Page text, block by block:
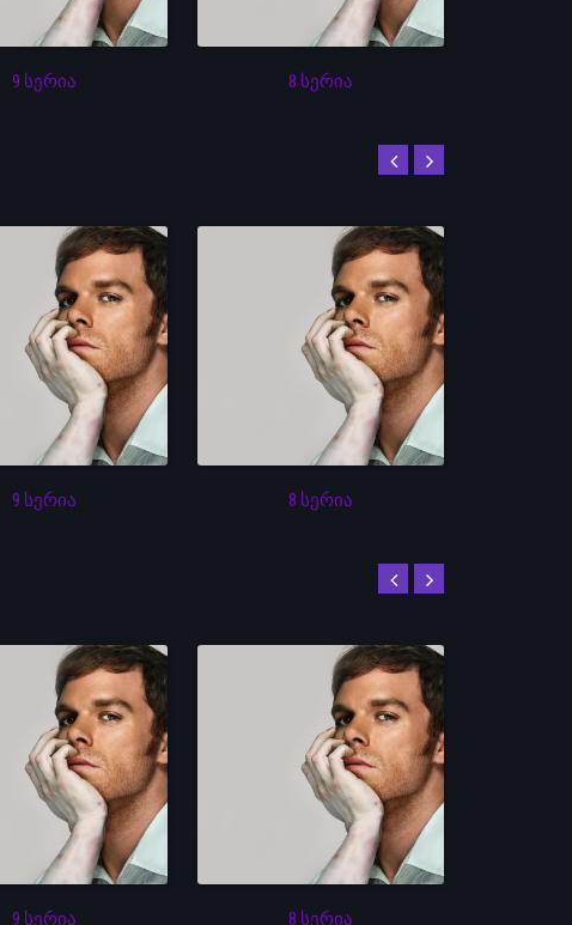
9 სერია 8 სერია
9 სერია 8 სერია
9 სერია 8 სერია